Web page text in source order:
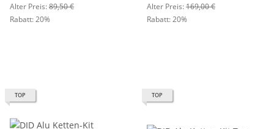
Alter Preis:89,50 €
Rabatt:20%
Alter Preis:169,00 €
Rabatt:20%
TOP TOP